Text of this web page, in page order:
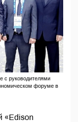
с руководителями
форуме в
«Edison